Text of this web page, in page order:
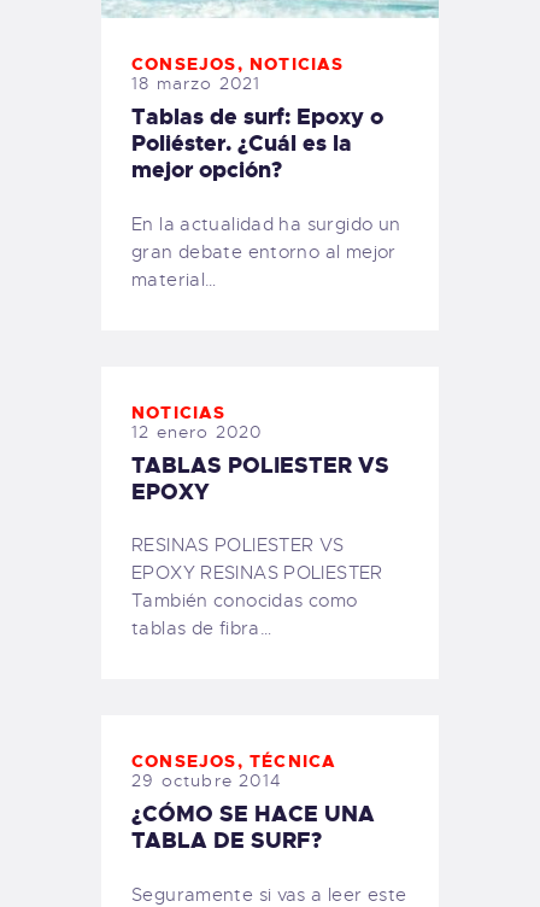
CONSEJOS, NOTICIAS
18 marzo 2021
Tablas de surf: Epoxy o
Poliéster. ¿Cuál es la
mejor opción?
En la actualidad ha surgido un
gran debate entorno al mejor
material…
NOTICIAS
12 enero 2020
TABLAS POLIESTER VS
EPOXY
RESINAS POLIESTER VS
EPOXY RESINAS POLIESTER
También conocidas como
tablas de fibra…
CONSEJOS,TÉCNICA
29 octubre 2014
¿CÓMO SE HACE UNA
TABLA DE SURF?
Seguramente si vas a leer este